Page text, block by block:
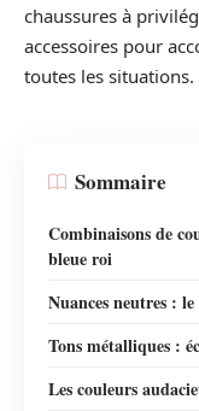
chaussures à
accessoires pour
toutes les situations.
Sommaire
Combinaisons de
bleue roi
Nuances neutres :
Tons métalliques :
Les couleurs